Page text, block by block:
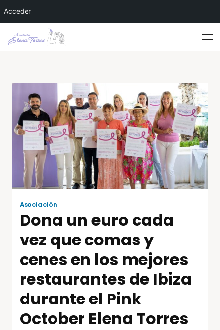
Asociación
Dona un euro cada
vez que comas y
cenes en los mejores
restaurantes de Ibiza
durante el Pink
October Elena Torres
Acceder